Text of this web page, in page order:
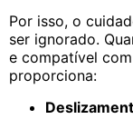
Por isso, o
ser ignorado.
e compatível
proporciona: